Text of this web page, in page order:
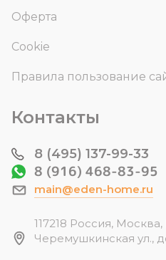
Оферта
Cookie
Правила пользование
Контакты
8 (495) 137-99-33
8 (916) 468-83-95
main@eden-home.ru
117218 Россия,
Черемушкинская ул.,